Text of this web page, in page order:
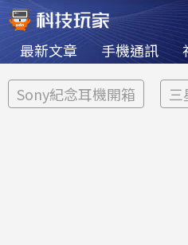
最新文章 手機通訊
Sony紀念耳機開箱